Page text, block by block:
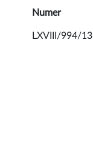
Numer
LXVIII/994/13